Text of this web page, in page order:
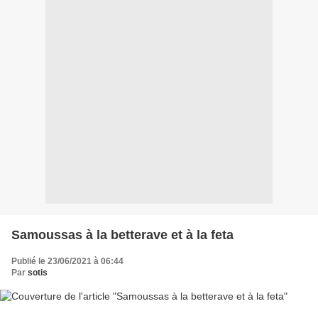
Samoussas à la betterave et à la feta
Publié le 23/06/2021 à 06:44
Par sotis